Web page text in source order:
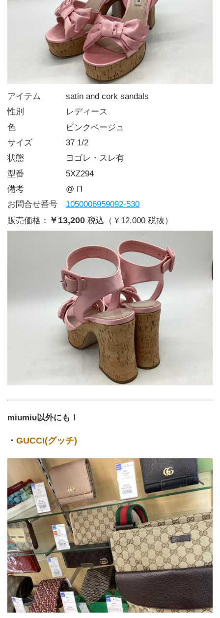
アイテム   satin and cork sandals
性別     レディース
色      ピンクベージュ
サイズ    37 1/2
状態     ヨゴレ・スレ有
型番     5XZ294
備考     @ Π
お問合せ番号 1050006959092-530
販売価格： ￥13,200 税込（￥12,000 税抜）
miumiu以外にも！
・ GUCCI(グッチ)